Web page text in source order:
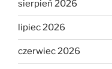
sierpień 2026
lipiec 2026
czerwiec 2026